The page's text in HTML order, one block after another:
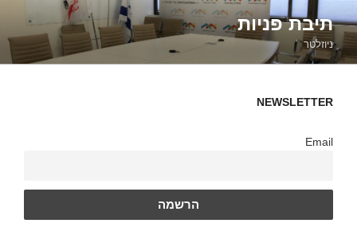
לתוכןתיבת פניות
ניוזלטר
NEWSLETTER
Email